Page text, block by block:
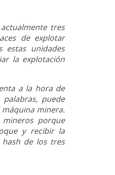
tres
de explotar
estas unidades
la explotación
a la hora de
puede
minera.
porque
y recibir la
hash de los tres